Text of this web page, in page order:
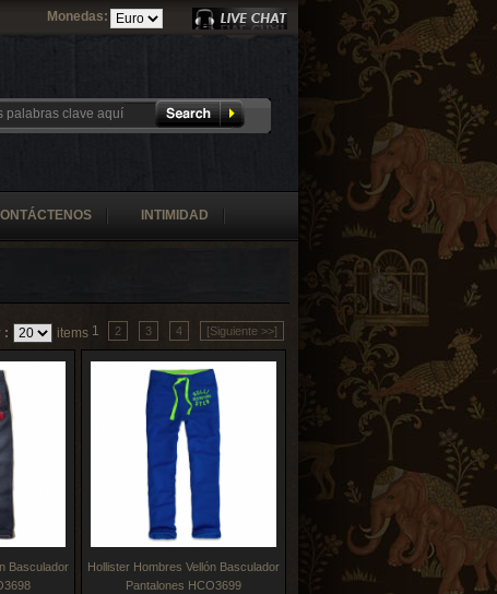
Monedas:
INTIMIDAD
1 2 3 4 [Siguiente >>]
: items
Basculador
Hollister Hombres Vellón Basculador
Pantalones HCO3699